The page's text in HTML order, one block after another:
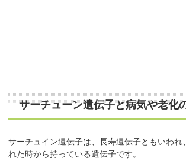
サーチューン遺伝子と病気や老化
サーチュイン遺伝子は、長寿遺伝子ともいわれ
れた時から持っている遺伝子です。